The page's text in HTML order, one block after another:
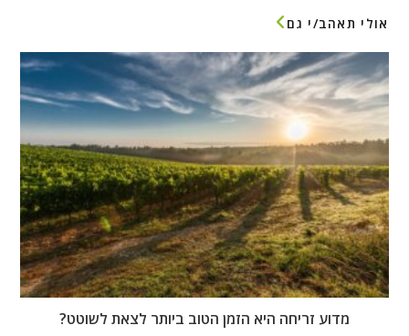
אולי תאהב/י גם
מדוע זריחה היא הזמן הטוב ביותר לצאת לשוטט?